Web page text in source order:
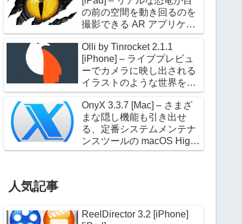
の前の空間を動き回るのを
撮影できる AR アプリケー
ション
Olli by Tinrocket 2.1.1
[iPhone] – ライブプレビュ
ーでカメラに映し出される
イラストのような世界を撮
影できるアプリケーション
OnyX 3.3.7 [Mac] – さまざ
まな隠し機能も引き出せ
る、定番システムメンテナ
ンスツールの macOS High
Sierra 対応版
人気記事
ReelDirector 3.2 [iPhone]